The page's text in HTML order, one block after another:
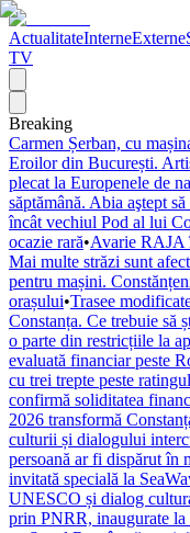
ActualitateInterneExterne
TV
Breaking
Carmen Șerban, cu
Eroilor din București.
plecat la Europenele de
săptămână. Abia aştept
încât vechiul Pod al lui
ocazie rară•Avarie RAJA
Mai multe străzi sunt
pentru mașini.
orașului•Trasee
Constanța. Ce trebuie să
o parte din restricțiile la
evaluată financiar peste
cu trei trepte peste
confirmă soliditatea
2026 transformă
culturii și dialogului
persoană ar fi dispărut în
invitată specială la
UNESCO și dialog
prin PNRR, inaugurate